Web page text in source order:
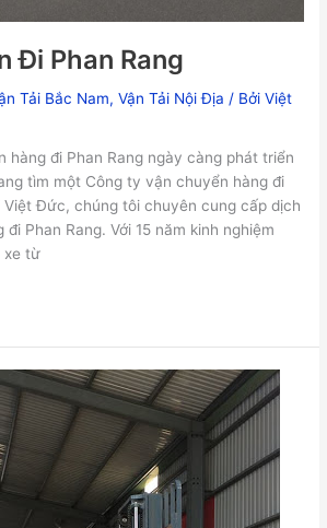
Đi Phan Rang
Tải Bắc Nam,Vận Tải Nội Địa / BởiViệt
hàng đi Phan Rang ngày càng phát triển
tìm một Công ty vận chuyển hàng đi
Việt Đức, chúng tôi chuyên cung cấp dịch
Phan Rang. Với 15 năm kinh nghiệm
xe từ